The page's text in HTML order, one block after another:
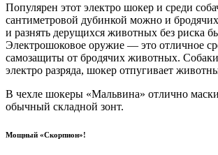
Популярен этот электро шокер и среди
сантиметровой дубинкой можно и бродячих
и разнять дерущихся животных без риска
Электрошоковое оружие — это отличное
самозащиты от бродячих животных. Собаки
электро разряда, шокер отпугивает
В чехле шокеры «Мальвина» отлично
обычный складной зонт.
Мощный «Скорпион»!